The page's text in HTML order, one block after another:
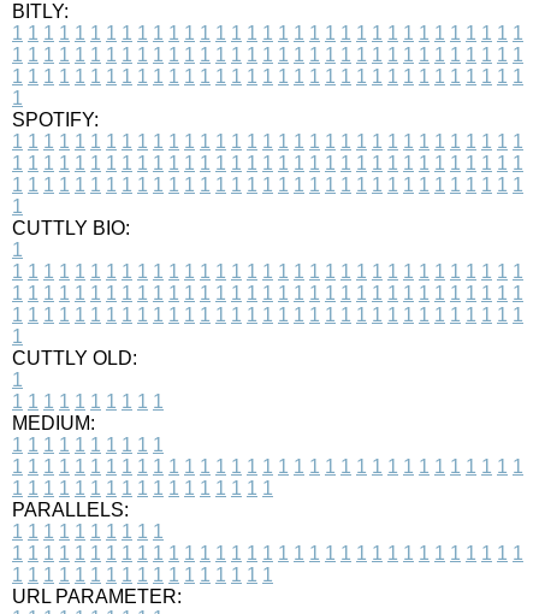
BITLY:
1 1 1 1 1 1 1 1 1 1 1 1 1 1 1 1 1 1 1 1 1 1 1 1 1 1 1 1 1 1 1 1 1
1 1 1 1 1 1 1 1 1 1 1 1 1 1 1 1 1 1 1 1 1 1 1 1 1 1 1 1 1 1 1 1 1
1 1 1 1 1 1 1 1 1 1 1 1 1 1 1 1 1 1 1 1 1 1 1 1 1 1 1 1 1 1 1 1 1
1
SPOTIFY:
1 1 1 1 1 1 1 1 1 1 1 1 1 1 1 1 1 1 1 1 1 1 1 1 1 1 1 1 1 1 1 1 1
1 1 1 1 1 1 1 1 1 1 1 1 1 1 1 1 1 1 1 1 1 1 1 1 1 1 1 1 1 1 1 1 1
1 1 1 1 1 1 1 1 1 1 1 1 1 1 1 1 1 1 1 1 1 1 1 1 1 1 1 1 1 1 1 1 1
1
CUTTLY BIO:
1
1 1 1 1 1 1 1 1 1 1 1 1 1 1 1 1 1 1 1 1 1 1 1 1 1 1 1 1 1 1 1 1 1
1 1 1 1 1 1 1 1 1 1 1 1 1 1 1 1 1 1 1 1 1 1 1 1 1 1 1 1 1 1 1 1 1
1 1 1 1 1 1 1 1 1 1 1 1 1 1 1 1 1 1 1 1 1 1 1 1 1 1 1 1 1 1 1 1 1
1
CUTTLY OLD:
1
1 1 1 1 1 1 1 1 1 1
MEDIUM:
1 1 1 1 1 1 1 1 1 1
1 1 1 1 1 1 1 1 1 1 1 1 1 1 1 1 1 1 1 1 1 1 1 1 1 1 1 1 1 1 1 1 1
1 1 1 1 1 1 1 1 1 1 1 1 1 1 1 1 1
PARALLELS:
1 1 1 1 1 1 1 1 1 1
1 1 1 1 1 1 1 1 1 1 1 1 1 1 1 1 1 1 1 1 1 1 1 1 1 1 1 1 1 1 1 1 1
1 1 1 1 1 1 1 1 1 1 1 1 1 1 1 1 1
URL PARAMETER: